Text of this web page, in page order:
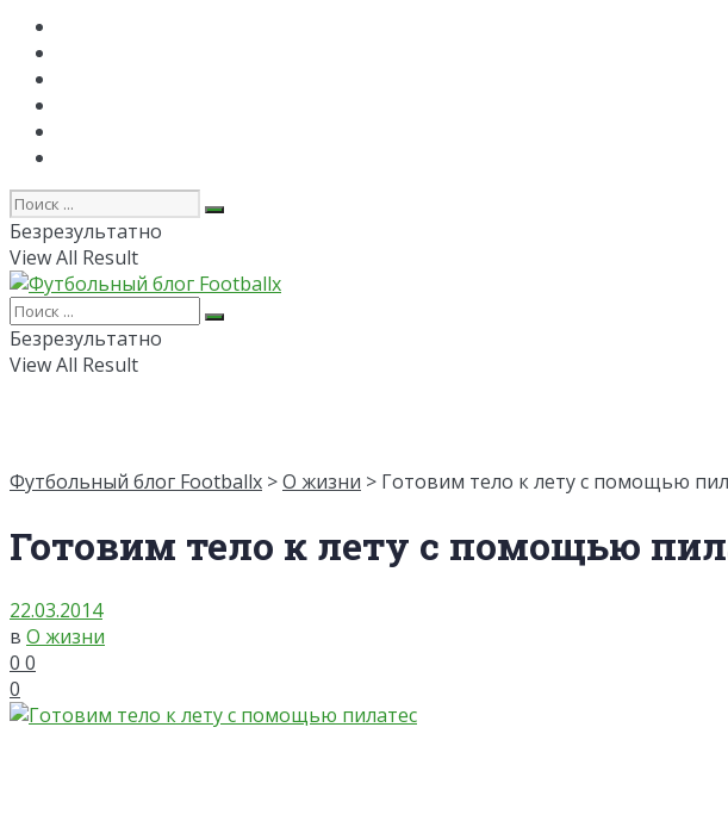
Безрезультатно
View All Result
Безрезультатно
View All Result
Футбольный блог Footballx >О жизни > Готовим тело к лету с помощью
Готовим тело к лету с помощью
22.03.2014
в О жизни
0 0
0